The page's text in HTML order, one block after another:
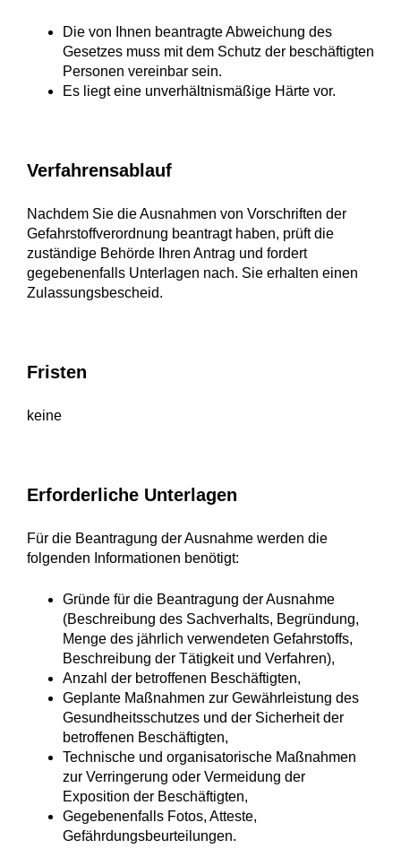
Die von Ihnen beantragte Abweichung des
Gesetzes muss mit dem Schutz der beschäftigten
Personen vereinbar sein.
Es liegt eine unverhältnismäßige Härte vor.
Verfahrensablauf
Nachdem Sie die Ausnahmen von Vorschriften der
Gefahrstoffverordnung beantragt haben, prüft die
zuständige Behörde Ihren Antrag und fordert
gegebenenfalls Unterlagen nach. Sie erhalten einen
Zulassungsbescheid.
Fristen
keine
Erforderliche Unterlagen
Für die Beantragung der Ausnahme werden die
folgenden Informationen benötigt:
Gründe für die Beantragung der Ausnahme
(Beschreibung des Sachverhalts, Begründung,
Menge des jährlich verwendeten Gefahrstoffs,
Beschreibung der Tätigkeit und Verfahren),
Anzahl der betroffenen Beschäftigten,
Geplante Maßnahmen zur Gewährleistung des
Gesundheitsschutzes und der Sicherheit der
betroffenen Beschäftigten,
Technische und organisatorische Maßnahmen
zur Verringerung oder Vermeidung der
Exposition der Beschäftigten,
Gegebenenfalls Fotos, Atteste,
Gefährdungsbeurteilungen.